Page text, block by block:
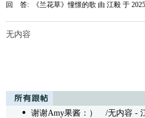
回 答:
《兰花草》憧憬的歌 由 江毅 于
无内容
谢谢Amy果酱：） /无内容 -